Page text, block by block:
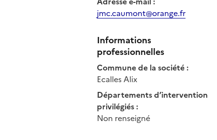
jmc.caumont@orange.fr
Informations
professionnelles
Commune de la société:
Ecalles Alix
Départements d’intervention
privilégiés:
Non renseigné